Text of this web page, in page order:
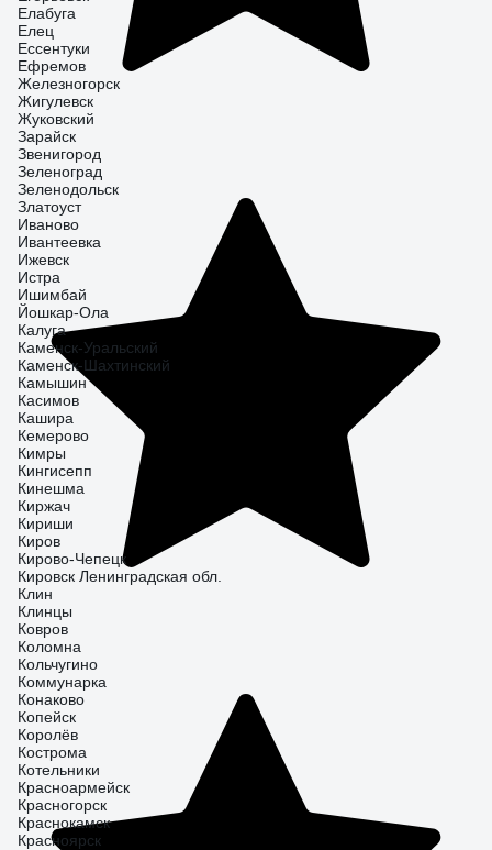
Елабуга
Елец
Ессентуки
Ефремов
Железногорск
Жигулевск
Жуковский
Зарайск
Звенигород
Зеленоград
Зеленодольск
Златоуст
Иваново
Ивантеевка
Ижевск
Истра
Ишимбай
Йошкар-Ола
Калуга
Каменск-Уральский
Каменск-Шахтинский
Камышин
Касимов
Кашира
Кемерово
Кимры
Кингисепп
Кинешма
Киржач
Кириши
Киров
Кирово-Чепецк
Кировск Ленинградская обл.
Клин
Клинцы
Ковров
Коломна
Кольчугино
Коммунарка
Конаково
Копейск
Королёв
Кострома
Котельники
Красноармейск
Красногорск
Краснокамск
Красноярск